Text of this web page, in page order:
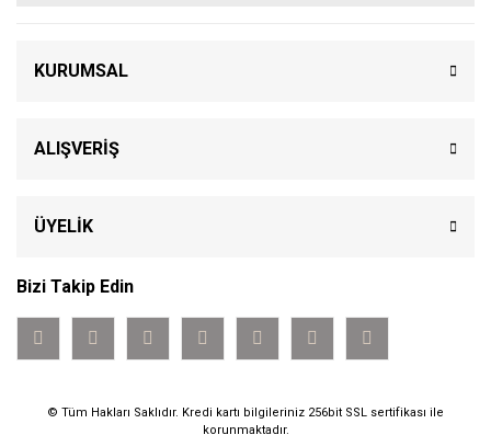
KURUMSAL
ALIŞVERİŞ
ÜYELİK
Bizi Takip Edin
© Tüm Hakları Saklıdır. Kredi kartı bilgileriniz 256bit SSL sertifikası ile
korunmaktadır.